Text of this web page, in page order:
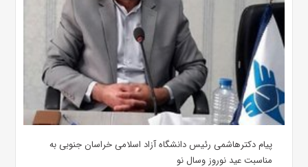
پیام دکترهاشمی رئیس دانشگاه آزاد اسلامی خراسان جنوبی به
مناسبت عید نوروز وسال نو